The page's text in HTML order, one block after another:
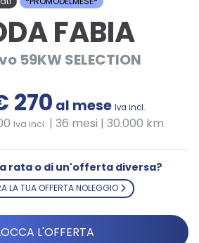
FABIA
59KW SELECTION
270 al mese Iva incl.
Iva incl. | 36 mesi | 30.000 km
rata o di un'offerta diversa?
LA TUA OFFERTA NOLEGGIO
L'OFFERTA